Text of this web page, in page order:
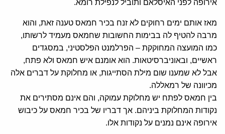
אירופה לפני האיסלאם ותוביל לנפילת רומא.
מאז אותם ימים רחוקים לא זנח בכיר חמאס טענה זאת, והוא
מרבה להטיף לה בבימות החשובות שחמאס מעמיד לרשותו,
כמו המועצה המחוקקת – הפרלמנט הפלסטיני, במסגדים
ראשיים, ובאוניברסיטאות. הוא אומנם איש חמאס ולא פתח,
אבל לא שמענו שום מילת הסתייגות, או מחלוקת על דברים אלה
מכיוונה של רמאללה.
בין חמאס לפתח יש מחלוקת עמוקה, והם אינם מסתירים את
נקודות המחלוקת ביניהם. אך דבריו של בכיר חמאס על כיבוש
אירופה אינם נמנים על נקודות אלו.